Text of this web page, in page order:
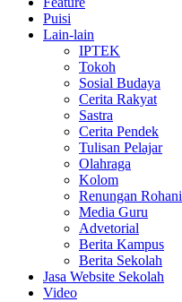
Puisi
Lain-lain
IPTEK
Tokoh
Sosial Budaya
Cerita Rakyat
Sastra
Cerita Pendek
Tulisan Pelajar
Olahraga
Kolom
Renungan Rohani
Media Guru
Advetorial
Berita Kampus
Berita Sekolah
Jasa Website Sekolah
Video